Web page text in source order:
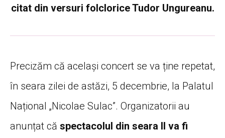
citat din versuri folclorice Tudor Ungureanu.
Precizăm că același concert se va ține repetat,
în seara zilei de astăzi, 5 decembrie, la Palatul
Național „Nicolae Sulac”. Organizatorii au
anunțat că spectacolul din seara II va fi